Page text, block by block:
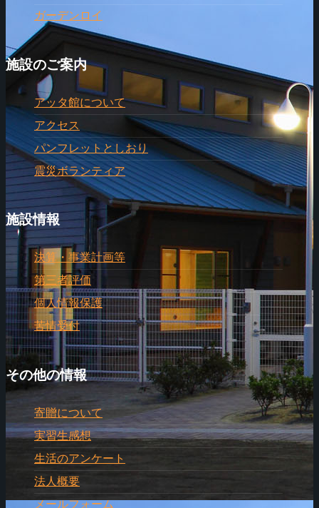
ガーデンロイ
施設のご案内
アッタ館について
アクセス
パンフレットとしおり
震災ボランティア
施設情報
決算・事業計画等
第三者評価
個人情報保護
苦情受付
その他の情報
寄贈について
実習生感想
生活のアンケート
法人概要
メールフォーム